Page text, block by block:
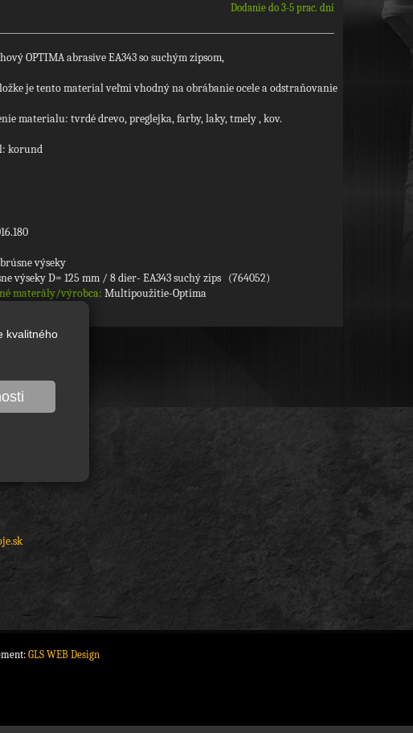
kvalitného
Dodanie do 3-5 prac. dní
OPTIMA abrasive EA343 so suchým zipsom,
je tento material veľmi vhodný na obrábanie ocele a odstraňovanie
materialu: tvrdé drevo, preglejka, farby, laky, tmely , kov.
korund
výseky
výseky D= 125 mm / 8 dier- EA343 suchý zips (764052)
materály/výrobca: Multipoužitie-Optima
GLS WEB Design